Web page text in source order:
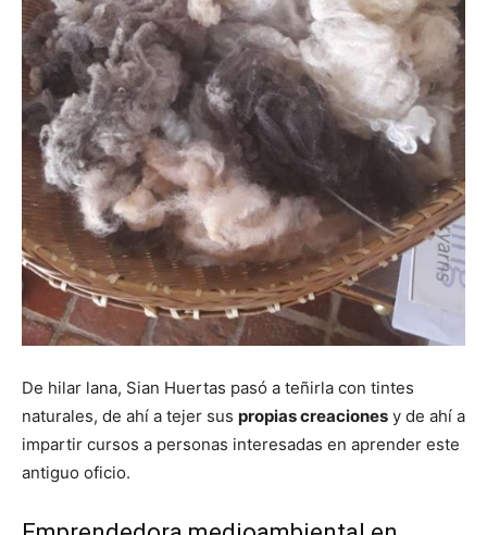
De hilar lana, Sian Huertas pasó a teñirla con tintes
naturales, de ahí a tejer sus propias creaciones y de ahí a
impartir cursos a personas interesadas en aprender este
antiguo oficio.